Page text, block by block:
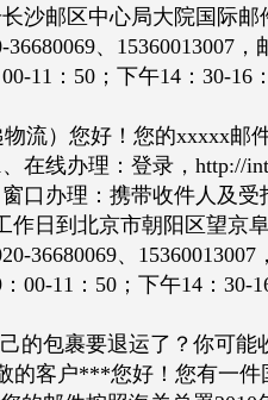
沙邮区中心局大院国际
、15360013007
11：50；下午14：30-16
流）您好！您的xxxxx邮
在线办理：登录，http://
口办理：携带收件人及
作日到北京市朝阳区望京
36680069、
00-11：50；下午14：30-
的包裹要退运了？你可能
的客户***您好！您有一